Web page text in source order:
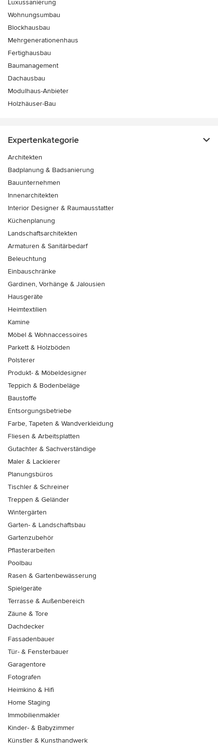
Luxussanierung
Wohnungsumbau
Blockhausbau
Mehrgenerationenhaus
Fertighausbau
Baumanagement
Dachausbau
Modulhaus-Anbieter
Holzhäuser-Bau
Expertenkategorie
Architekten
Badplanung & Badsanierung
Bauunternehmen
Innenarchitekten
Interior Designer & Raumausstatter
Küchenplanung
Landschaftsarchitekten
Armaturen & Sanitärbedarf
Beleuchtung
Einbauschränke
Gardinen, Vorhänge & Jalousien
Hausgeräte
Heimtextilien
Kamine
Möbel & Wohnaccessoires
Parkett & Holzböden
Polsterer
Produkt- & Möbeldesigner
Teppich & Bodenbeläge
Baustoffe
Entsorgungsbetriebe
Farbe, Tapeten & Wandverkleidung
Fliesen & Arbeitsplatten
Gutachter & Sachverständige
Maler & Lackierer
Planungsbüros
Tischler & Schreiner
Treppen & Geländer
Wintergärten
Garten- & Landschaftsbau
Gartenzubehör
Pflasterarbeiten
Poolbau
Rasen & Gartenbewässerung
Spielgeräte
Terrasse & Außenbereich
Zäune & Tore
Dachdecker
Fassadenbauer
Tür- & Fensterbauer
Garagentore
Fotografen
Heimkino & Hifi
Home Staging
Immobilienmakler
Kinder- & Babyzimmer
Künstler & Kunsthandwerk